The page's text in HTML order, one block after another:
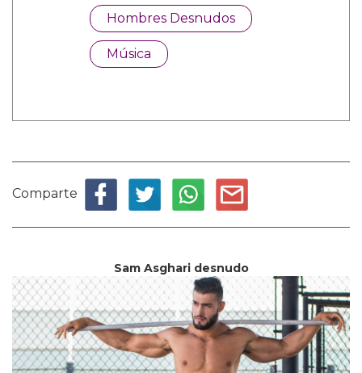
Hombres Desnudos
Música
Comparte
Sam Asghari desnudo